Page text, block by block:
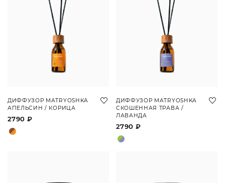
ДИФФУЗОР MATRYOSHKA
АПЕЛЬСИН / КОРИЦА
2790 ₽
ДИФФУЗОР MATRYOSHKA
СКОШЕННАЯ ТРАВА /
ЛАВАНДА
2790 ₽